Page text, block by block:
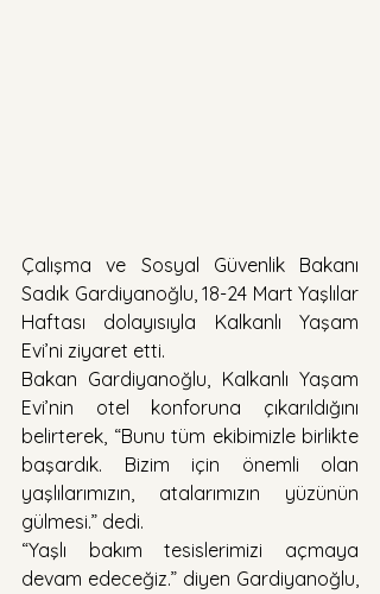
Çalışma ve Sosyal Güvenlik Bakanı
Sadık Gardiyanoğlu, 18-24 Mart Yaşlılar
Haftası dolayısıyla Kalkanlı Yaşam
Evi’ni ziyaret etti.
Bakan Gardiyanoğlu, Kalkanlı Yaşam
Evi’nin otel konforuna çıkarıldığını
belirterek, “Bunu tüm ekibimizle birlikte
başardık. Bizim için önemli olan
yaşlılarımızın, atalarımızın yüzünün
gülmesi.” dedi.
“Yaşlı bakım tesislerimizi açmaya
devam edeceğiz.” diyen Gardiyanoğlu,